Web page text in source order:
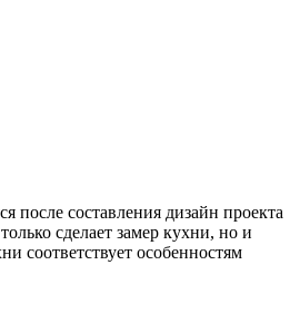
после составления дизайн проекта
сделает замер кухни, но и
соответствует особенностям